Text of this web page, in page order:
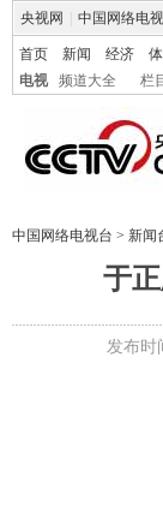
央视网 中国网络电
首页 新闻 经济
电视
频道大全 栏
中国网络电视台 > 新闻
于
发布时